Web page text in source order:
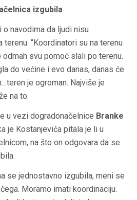
izgubila
o navodima da ljudi nisu
“Koordinatori su na terenu
svu pomoć slali po terenu.
do većine i evo danas, danas će
je ogroman. Najviše je
na to.
u vezi dogradonačelnice Branke
je Kostanjevića pitala je li u
na što on odgovara da se
se jednostavno izgubila, meni se
Moramo imati koordinaciju.